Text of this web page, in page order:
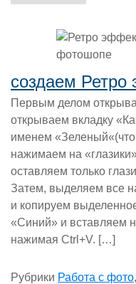
создаем
Первым делом
открываем вкладку
именем
нажимаем на
оставляем только
Затем, выделяем все
и копируем
«Синий» и вставляем
нажимая Ctrl+V. […]
Рубрики Работа с фото,